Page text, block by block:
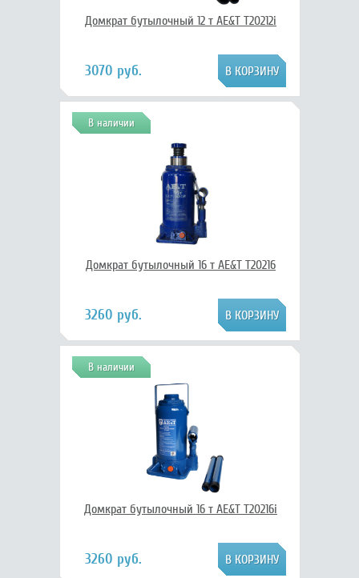
Домкрат бутылочный 12 т AE&T T20212i
3070 руб.
В наличии
Домкрат бутылочный 16 т AE&T T20216
3260 руб.
В наличии
Домкрат бутылочный 16 т AE&T T20216i
3260 руб.